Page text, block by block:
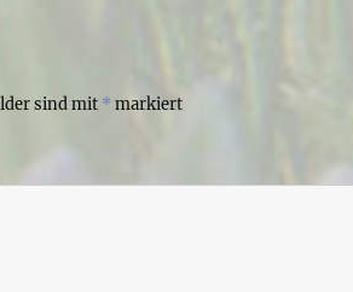
sind mit * markiert